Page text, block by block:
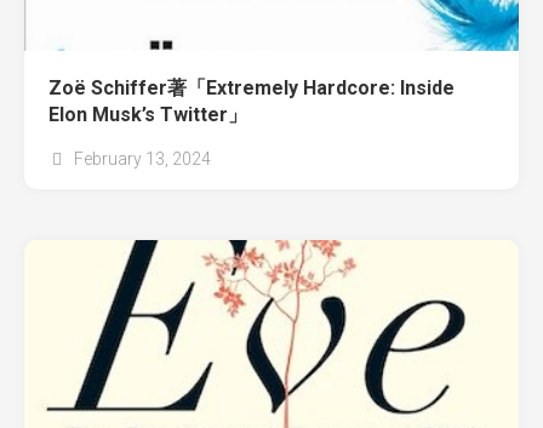
Zoë Schiffer著「Extremely Hardcore: Inside
Elon Musk’s Twitter」
February 13, 2024